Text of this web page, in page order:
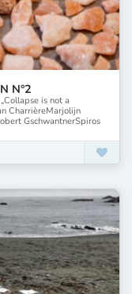
N°2
is not a
CharrièreMarjolijn
GschwantnerSpiros